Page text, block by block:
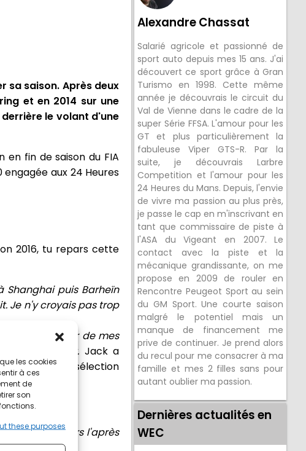
les cookies
à ces
de
son
these purposes
sa saison. Après deux
et en 2014 sur une
derrière le volant d'une
fin de saison du FIA
aux 24 Heures
2016, tu repars cette
Shanghai puis Barheïn
Je n'y croyais pas trop
fait le tour de mes
au vert. Jack a
Dès la sélection
quelques tours l'après
Alexandre Chassat
Salarié agricole et passionné de
sport auto depuis mes 15 ans. J'ai
découvert ce sport grâce à Gran
Turismo en 1998. Cette même
année je découvrais le circuit du
Val de Vienne dans le cadre de la
super Série FFSA. L'amour pour les
GT et plus particulièrement la
fabuleuse Viper GTS-R. Par la
suite, je découvrais Larbre
Competition et l'amour pour les
24 Heures du Mans. Depuis, l'envie
de vivre ma passion au plus près,
je passe le cap en m'inscrivant en
tant que commissaire de piste à
l'ASA du Vigeant en 2007. Le
contact avec la piste et la
mécanique grandissante, on me
propose en 2009 de rouler en
Rencontre Peugeot Sport au sein
du GM Sport. Une courte saison
malgré le potentiel mais un
manque de financement me
prive de continuer. Je prend alors
du recul pour me consacrer à ma
famille et mes 2 filles sans pour
autant oublier ma passion.
Dernières actualités en
WEC